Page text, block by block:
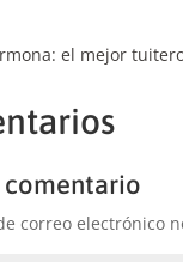
el mejor
comentario
correo electrónico